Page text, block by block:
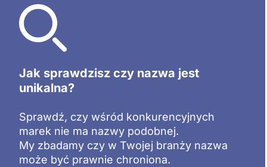
Jak sprawdzisz czy nazwa jest
unikalna?
Sprawdź, czy wśród konkurencyjnych
marek nie ma nazwy podobnej.
My zbadamy czy w Twojej branży nazwa
może być prawnie chroniona.